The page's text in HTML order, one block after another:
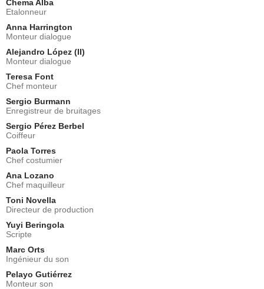
Chema Alba
Etalonneur
Anna Harrington
Monteur dialogue
Alejandro López (II)
Monteur dialogue
Teresa Font
Chef monteur
Sergio Burmann
Enregistreur de bruitages
Sergio Pérez Berbel
Coiffeur
Paola Torres
Chef costumier
Ana Lozano
Chef maquilleur
Toni Novella
Directeur de production
Yuyi Beringola
Scripte
Marc Orts
Ingénieur du son
Pelayo Gutiérrez
Monteur son